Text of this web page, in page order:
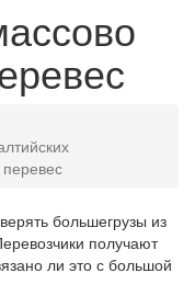
большегрузы из
получают
ли это с большой